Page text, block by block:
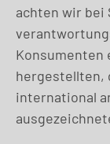
achten wir bei
Konsumenten
hergestellten,
international